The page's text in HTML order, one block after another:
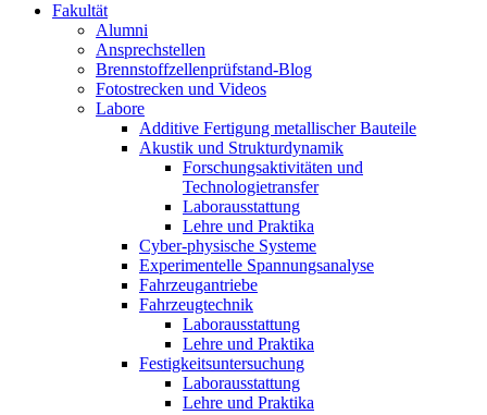
Fakultät
Alumni
Ansprechstellen
Brennstoffzellenprüfstand-Blog
Fotostrecken und Videos
Labore
Additive Fertigung metallischer Bauteile
Akustik und Strukturdynamik
Forschungsaktivitäten und
Technologietransfer
Laborausstattung
Lehre und Praktika
Cyber-physische Systeme
Experimentelle Spannungsanalyse
Fahrzeugantriebe
Fahrzeugtechnik
Laborausstattung
Lehre und Praktika
Festigkeitsuntersuchung
Laborausstattung
Lehre und Praktika